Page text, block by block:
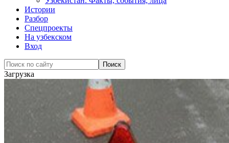
Истории
Разбор
Спецпроекты
На узбекском
Вход
Загрузка